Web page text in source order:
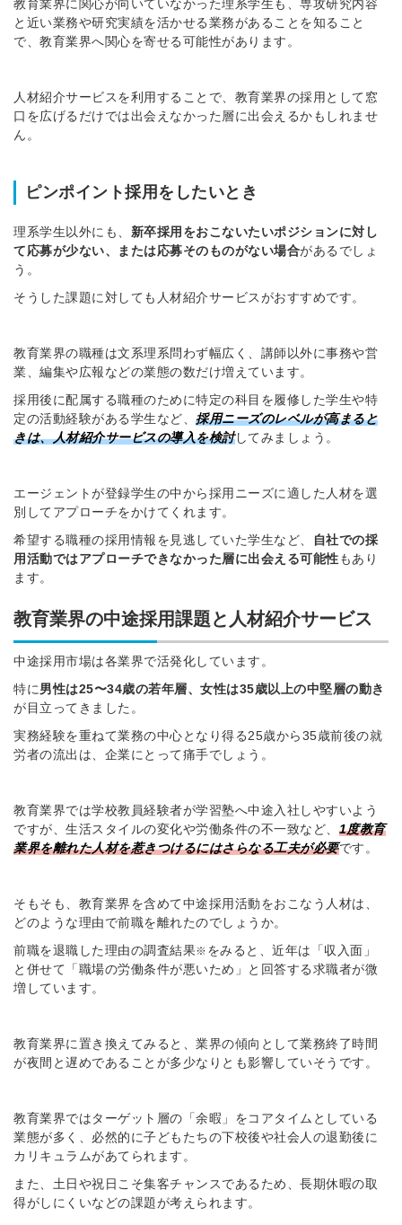
教育業界に関心が向いていなかった理系学生も、専攻研究内容
と近い業務や研究実績を活かせる業務があることを知ること
で、教育業界へ関心を寄せる可能性があります。
人材紹介サービスを利用することで、教育業界の採用として窓
口を広げるだけでは出会えなかった層に出会えるかもしれませ
ん。
ピンポイント採用をしたいとき
理系学生以外にも、 新卒採用をおこないたいポジションに対し
て応募が少ない、または応募そのものがない場合があるでしょ
う。
そうした課題に対しても人材紹介サービスがおすすめです。
教育業界の職種は文系理系問わず幅広く、講師以外に事務や営
業、編集や広報などの業態の数だけ増えています。
採用後に配属する職種のために特定の科目を履修した学生や特
定の活動経験がある学生など、 採用ニーズのレベルが高まると
きは、人材紹介サービスの導入を検討してみましょう。
エージェントが登録学生の中から採用ニーズに適した人材を選
別してアプローチをかけてくれます。
希望する職種の採用情報を見逃していた学生など、
自社での採
用活動ではアプローチできなかった層に出会える可能性もあり
ます。
教育業界の中途採用課題と人材紹介サービス
中途採用市場は各業界で活発化しています。
特に男性は25〜34歳の若年層、女性は35歳以上の中堅層の動き
が目立ってきました。
実務経験を重ねて業務の中心となり得る25歳から35歳前後の就
労者の流出は、企業にとって痛手でしょう。
教育業界では学校教員経験者が学習塾へ中途入社しやすいよう
ですが、生活スタイルの変化や労働条件の不一致など、 1度教育
業界を離れた人材を惹きつけるにはさらなる工夫が必要です。
そもそも、教育業界を含めて中途採用活動をおこなう人材は、
どのような理由で前職を離れたのでしょうか。
前職を退職した理由の調査結果※ をみると、近年は「収入面」
と併せて「職場の労働条件が悪いため」と回答する求職者が微
増しています。
教育業界に置き換えてみると、業界の傾向として業務終了時間
が夜間と遅めであることが多少なりとも影響していそうです。
教育業界ではターゲット層の「余暇」をコアタイムとしている
業態が多く、必然的に子どもたちの下校後や社会人の退勤後に
カリキュラムがあてられます。
また、土日や祝日こそ集客チャンスであるため、長期休暇の取
得がしにくいなどの課題が考えられます。
する
れですか？
許可なく投稿すること
せん
※ログインIDとなります
登録する
他サービスIDで登録
みんなの採用部があなたの許可なく投稿すること
はありません